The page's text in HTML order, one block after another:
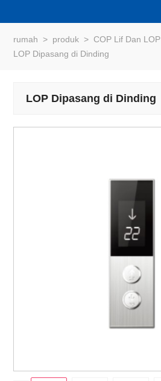
rumah > produk > COP Lif Dan LOP
LOP Dipasang di Dinding
LOP Dipasang di Dinding